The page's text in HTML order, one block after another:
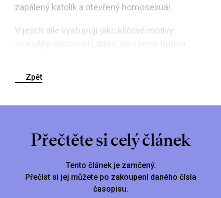
zapálený katolík a otevřený homosexuál.
V jejich díle vystupují jako klíčové motivy
Zpět
Přečtěte si celý článek
Tento článek je zamčený.
Přečíst si jej můžete po zakoupení daného čísla
časopisu.